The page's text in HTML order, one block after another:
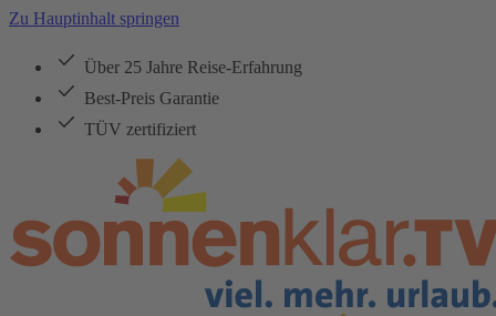
Zu Hauptinhalt springen
Über 25 Jahre Reise-Erfahrung
Best-Preis Garantie
TÜV zertifiziert